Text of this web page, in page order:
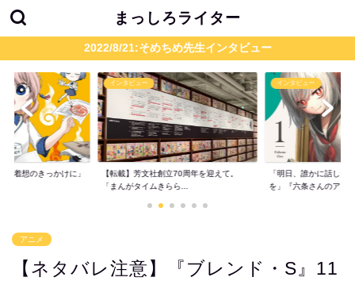
まっしろライター
2022/8/21:そめちめ先生インタビュー
が着想のきっかけに」
インタビュー
【転載】芳文社創立70周年を迎えて。
「まんがタイムきらら...
インタビュー
「明日、誰かに話した
を」『六条さんのア...
アニメ
【ネタバレ注意】『ブレンド・S』11